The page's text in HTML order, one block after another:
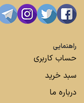
راهنمایی
حساب کاربری
سبد خرید
درباره ما